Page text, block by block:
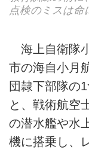
点検のミスは命
海上自衛隊
市の海自小月
団隷下部隊の
と、戦術航空
の潜水艦や水
機に搭乗し、